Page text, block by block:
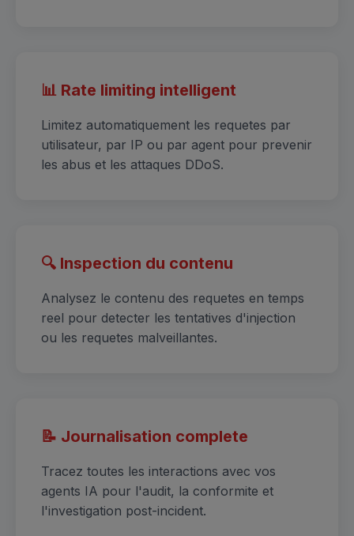
📊 Rate limiting intelligent
Limitez automatiquement les requetes par
utilisateur, par IP ou par agent pour prevenir
les abus et les attaques DDoS.
🔍 Inspection du contenu
Analysez le contenu des requetes en temps
reel pour detecter les tentatives d'injection
ou les requetes malveillantes.
📝 Journalisation complete
Tracez toutes les interactions avec vos
agents IA pour l'audit, la conformite et
l'investigation post-incident.